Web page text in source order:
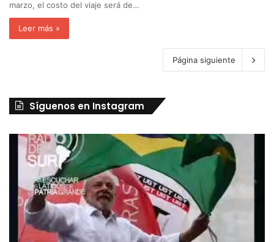
marzo, el costo del viaje será de…
Leer más »
Página siguiente
Síguenos en Instagram